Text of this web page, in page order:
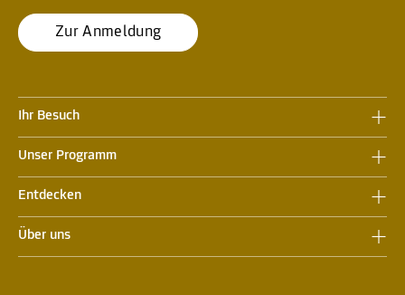
Zur Anmeldung
Ihr Besuch
Unser Programm
Entdecken
Über uns